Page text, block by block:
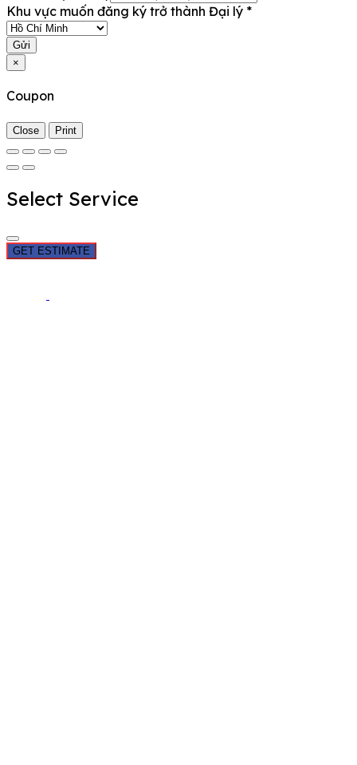
Khu vực muốn đăng ký trở thành Đại lý *
Gửi
×
Coupon
Close Print
Select Service
GET ESTIMATE